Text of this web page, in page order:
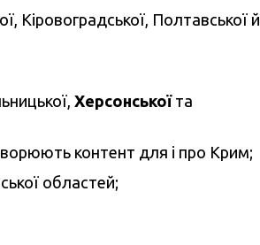
Кіровоградської, Полтавської й
Херсонськоїта
контент для і про Крим;
областей;